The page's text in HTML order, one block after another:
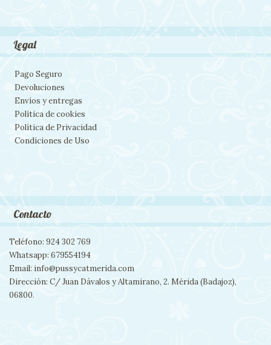
Legal
Pago Seguro
Devoluciones
Envíos y entregas
Política de cookies
Política de Privacidad
Condiciones de Uso
Contacto
Teléfono: 924 302 769
Whatsapp: 679554194
Email: info@pussycatmerida.com
Dirección: C/ Juan Dávalos y Altamirano, 2. Mérida (Badajoz),
06800.